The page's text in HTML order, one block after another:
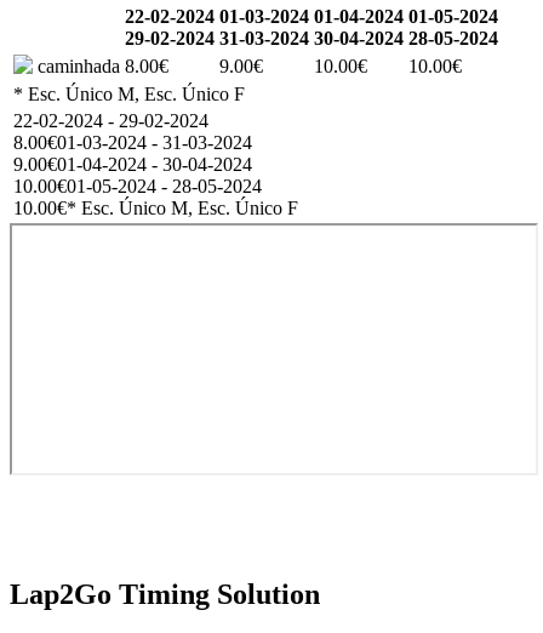
22-02-2024
29-02-2024
01-03-2024
31-03-2024
01-04-2024
30-04-2024
01-05-2024
28-05-2024
caminhada 8.00€ 9.00€ 10.00€
10.00€
* Esc. Único M, Esc. Único F
22-02-2024 - 29-02-2024
8.00€01-03-2024 - 31-03-2024
9.00€01-04-2024 - 30-04-2024
10.00€01-05-2024 - 28-05-2024
10.00€* Esc. Único M, Esc. Único F
Lap2Go Timing Solution